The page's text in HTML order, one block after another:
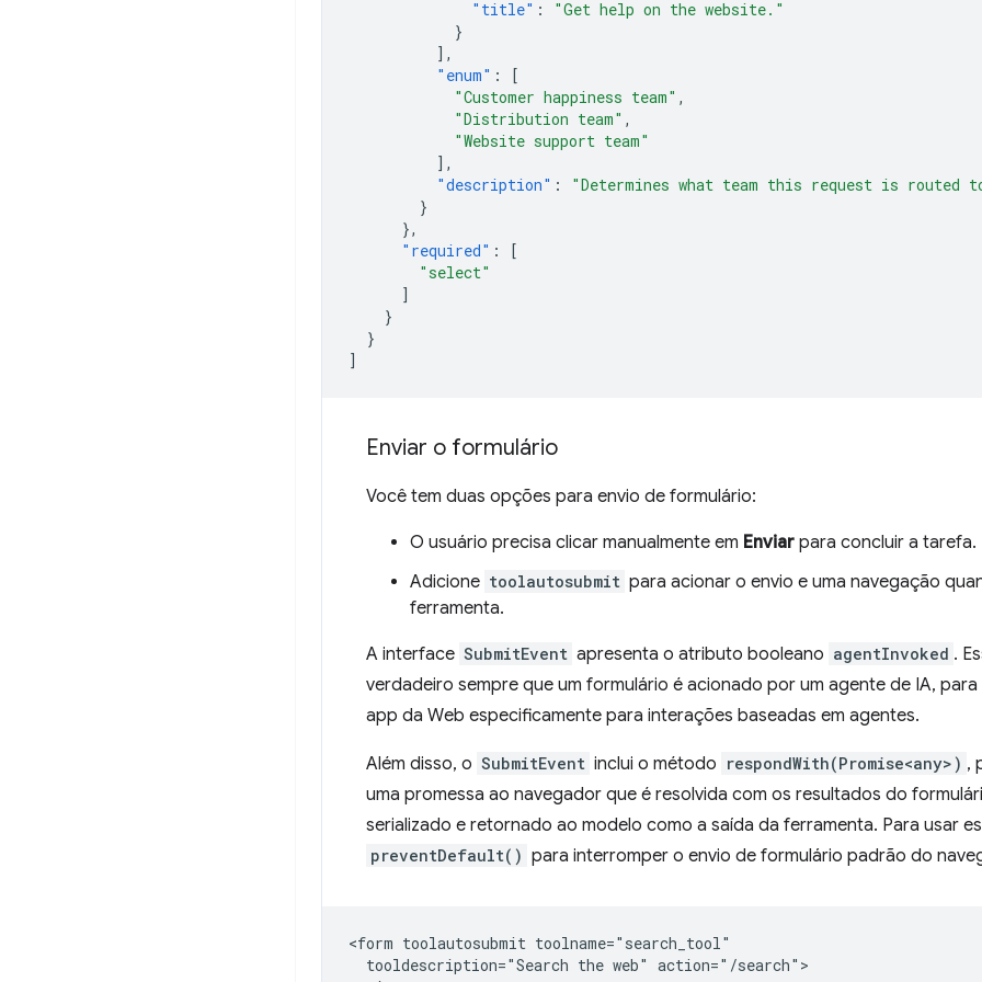
"title" :
"Get help on the website."
}
],
"enum" :
[
"Customer happiness team" ,
"Distribution team" ,
"Website support team"
],
"description" :
"Determines what team this request is routed
}
},
"required" :
[
"select"
]
}
}
]
Enviar o formulário
Você tem duas opções para envio de formulário:
O usuário precisa clicar manualmente em Enviar para concluir a tarefa.
Adicione toolautosubmit para acionar o envio e uma navegação
ferramenta.
A interface SubmitEvent apresenta o atributo booleano agentInvoked .
verdadeiro sempre que um formulário é acionado por um agente de IA,
app da Web especificamente para interações baseadas em agentes.
Além disso, o SubmitEvent inclui o método respondWith(Promise<any>) ,
uma promessa ao navegador que é resolvida com os resultados do
serializado e retornado ao modelo como a saída da ferramenta. Para usar
preventDefault() para interromper o envio de formulário padrão do
<form toolautosubmit toolname="search_tool"
  tooldescription="Search the web" action="/search">